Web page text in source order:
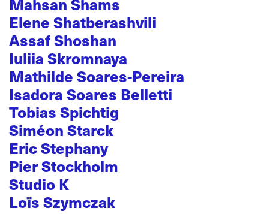
Elene Shatberashvili
Assaf Shoshan
Iuliia Skromnaya
Mathilde Soares-Pereira
Isadora Soares Belletti
Tobias Spichtig
Siméon Starck
Eric Stephany
Pier Stockholm
Studio K
Loïs Szymczak